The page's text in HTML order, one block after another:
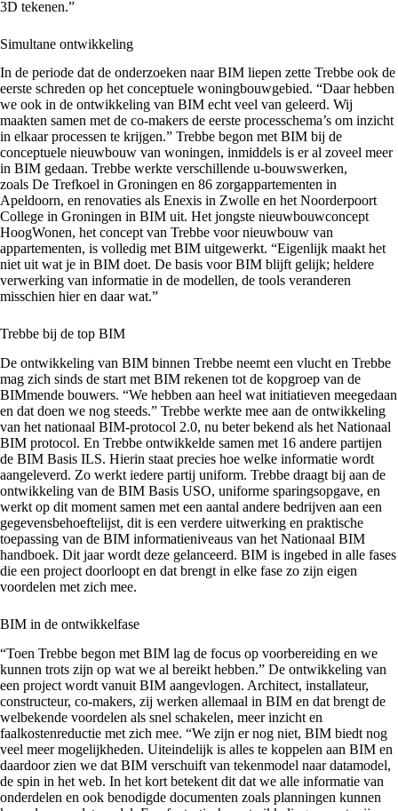
3D tekenen.”
Simultane ontwikkeling
In de periode dat de onderzoeken naar BIM liepen zette Trebbe ook de
eerste schreden op het conceptuele woningbouwgebied. “Daar hebben
we ook in de ontwikkeling van BIM echt veel van geleerd. Wij
maakten samen met de co-makers de eerste processchema’s om inzicht
in elkaar processen te krijgen.” Trebbe begon met BIM bij de
conceptuele nieuwbouw van woningen, inmiddels is er al zoveel meer
in BIM gedaan. Trebbe werkte verschillende u-bouwswerken,
zoals De Trefkoel in Groningen en 86 zorgappartementen in
Apeldoorn, en renovaties als Enexis in Zwolle en het Noorderpoort
College in Groningen in BIM uit. Het jongste nieuwbouwconcept
HoogWonen, het concept van Trebbe voor nieuwbouw van
appartementen, is volledig met BIM uitgewerkt. “Eigenlijk maakt het
niet uit wat je in BIM doet. De basis voor BIM blijft gelijk; heldere
verwerking van informatie in de modellen, de tools veranderen
misschien hier en daar wat.”
Trebbe bij de top BIM
De ontwikkeling van BIM binnen Trebbe neemt een vlucht en Trebbe
mag zich sinds de start met BIM rekenen tot de kopgroep van de
BIMmende bouwers. “We hebben aan heel wat initiatieven meegedaan
en dat doen we nog steeds.” Trebbe werkte mee aan de ontwikkeling
van het nationaal BIM-protocol 2.0, nu beter bekend als het Nationaal
BIM protocol. En Trebbe ontwikkelde samen met 16 andere partijen
de BIM Basis ILS. Hierin staat precies hoe welke informatie wordt
aangeleverd. Zo werkt iedere partij uniform. Trebbe draagt bij aan de
ontwikkeling van de BIM Basis USO, uniforme sparingsopgave, en
werkt op dit moment samen met een aantal andere bedrijven aan een
gegevensbehoeftelijst, dit is een verdere uitwerking en praktische
toepassing van de BIM informatieniveaus van het Nationaal BIM
handboek. Dit jaar wordt deze gelanceerd. BIM is ingebed in alle fases
die een project doorloopt en dat brengt in elke fase zo zijn eigen
voordelen met zich mee.
BIM in de ontwikkelfase
“Toen Trebbe begon met BIM lag de focus op voorbereiding en we
kunnen trots zijn op wat we al bereikt hebben.” De ontwikkeling van
een project wordt vanuit BIM aangevlogen. Architect, installateur,
constructeur, co-makers, zij werken allemaal in BIM en dat brengt de
welbekende voordelen als snel schakelen, meer inzicht en
faalkostenreductie met zich mee. “We zijn er nog niet, BIM biedt nog
veel meer mogelijkheden. Uiteindelijk is alles te koppelen aan BIM en
daardoor zien we dat BIM verschuift van tekenmodel naar datamodel,
de spin in het web. In het kort betekent dit dat we alle informatie van
onderdelen en ook benodigde documenten zoals planningen kunnen